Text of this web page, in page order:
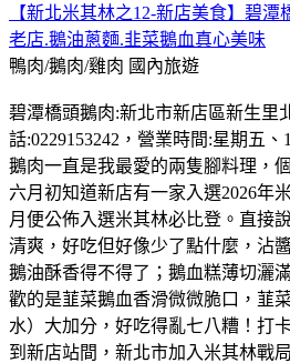
【新北米其林之12-新店美食】碧
老店.鵝油蔥麵.韭菜鵝血真心美味
鴨肉/鵝肉/雞肉 國內旅遊
碧潭橋頭鵝肉:新北市新店區新生里
話:0229153242，營業時間:星期五、
鵝肉一直是我最愛的兩隻腳料理，
六月初知道新店有一家入選2026年
月便公佈入選米其林必比登。直接
清爽，好吃但好像少了點什麼，沾
鵝油酥香得不得了；鵝血糕薄切灑
歡的是韮菜鵝血香滑微微脆口，韮
水）大加分，好吃得亂七八糟！打
到新店站間，新北市加入米其林戰